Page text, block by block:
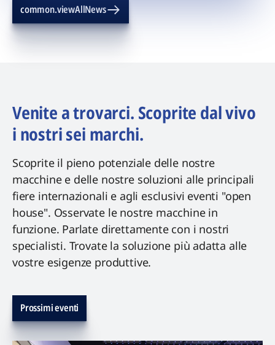
common.viewAllNews
Venite a trovarci. Scoprite dal vivo
i nostri sei marchi.
Scoprite il pieno potenziale delle nostre
macchine e delle nostre soluzioni alle principali
fiere internazionali e agli esclusivi eventi "open
house". Osservate le nostre macchine in
funzione. Parlate direttamente con i nostri
specialisti. Trovate la soluzione più adatta alle
vostre esigenze produttive.
Prossimi eventi